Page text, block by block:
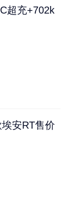
超充+702k
安RT售价